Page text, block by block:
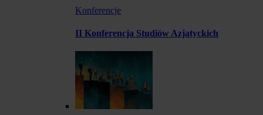
Konferencje
II Konferencja Studiów Azjatyckich